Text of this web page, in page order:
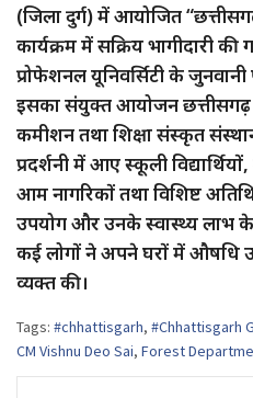
(जिला दुर्ग) में आयोजित
कार्यक्रम में सक्रिय भागीदारी की
प्रोफेशनल यूनिवर्सिटी के
इसका संयुक्त आयोजन छत्तीसगढ़
कमीशन तथा शिक्षा संस्कृत संस्थान
प्रदर्शनी में आए स्कूली
आम नागरिकों तथा विशिष्ट
उपयोग और उनके स्वास्थ्य लाभ के
कई लोगों ने अपने घरों में औषधि
व्यक्त की।
Tags: #chhattisgarh, #Chhattisgarh
CM Vishnu Deo Sai, Forest